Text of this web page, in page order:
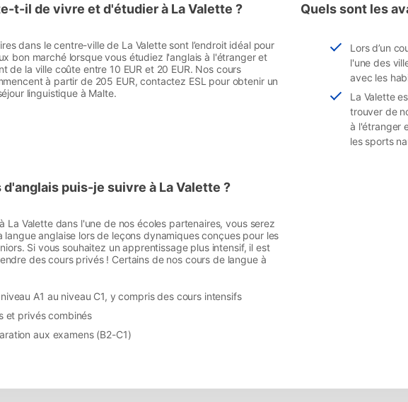
t-il de vivre et d'étudier à La Valette ?
dans le centre-ville de La Valette sont l’endroit idéal pour
bon marché lorsque vous étudiez l'anglais à l'étranger et
de la ville coûte entre 10 EUR et 20 EUR. Nos cours
à partir de 205 EUR, contactez ESL pour obtenir un
linguistique à Malte.
Quels sont les
Lors d’un
l'une des
avec les
La Valette
trouver de
à l'étranger
les sports
puis-je suivre à La Valette ?
La Valette dans l'une de nos écoles partenaires, vous serez
anglaise lors de leçons dynamiques conçues pour les
Si vous souhaitez un apprentissage plus intensif, il est
des cours privés ! Certains de nos cours de langue à
A1 au niveau C1, y compris des cours intensifs
et privés combinés
aux examens (B2-C1)